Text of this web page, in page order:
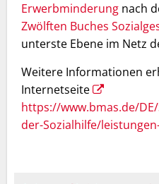
Erwerbminderung nach
Zwölften Buches
unterste Ebene im Netz
Weitere Informationen
Internetseite
https://www.bmas.de/
der-Sozialhilfe/